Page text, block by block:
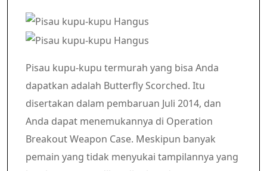
Pisau kupu-kupu termurah yang bisa Anda
dapatkan adalah Butterfly Scorched. Itu
disertakan dalam pembaruan Juli 2014, dan
Anda dapat menemukannya di Operation
Breakout Weapon Case. Meskipun banyak
pemain yang tidak menyukai tampilannya yang